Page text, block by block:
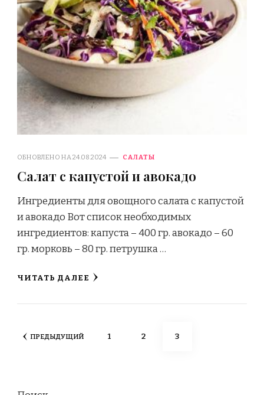
ОБНОВЛЕНО НА24.08.2024 САЛАТЫ
Салат с капустой и авокадо
Ингредиенты для овощного салата с капустой
и авокадо Вот список необходимых
ингредиентов: капуста – 400 гр. авокадо – 60
гр. морковь – 80 гр. петрушка …
ЧИТАТЬ ДАЛЕЕ
Пагинация
ПРЕДЫДУЩИЙ СТРАНИЦА
1 СТРАНИЦА
2 СТРАНИЦА
3